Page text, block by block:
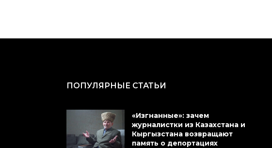
ПОПУЛЯРНЫЕ СТАТЬИ
«Изгнанные»: зачем
журналистки из Казахстана и
Кыргызстана возвращают
память о депортациях